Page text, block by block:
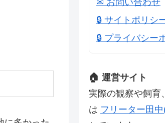
🔒 サイトポリシ
🔒 プライバシー
🏠 運営サイト
実際の観察や飼育
は フリーター田